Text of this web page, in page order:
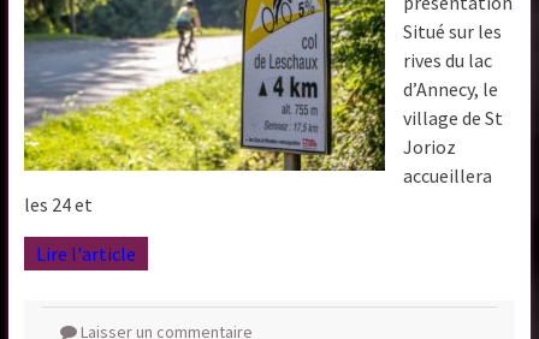
Situé sur les
rives du lac
d’Annecy, le
village de St
Jorioz
accueillera
les 24 et
Lire l'article
Laisser un commentaire